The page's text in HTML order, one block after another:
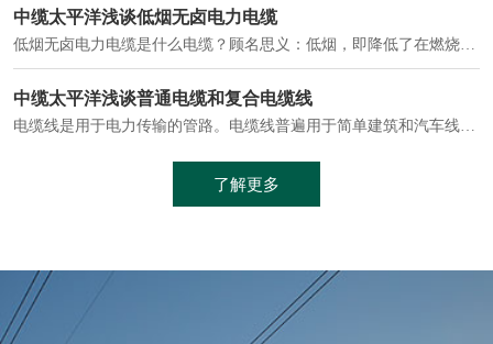
中缆太平洋浅谈低烟无卤电力电缆
低烟无卤电力电缆是什么电缆？顾名思义：低烟，即降低了在燃烧时有害物体的产生；卤素对于人体来说是一种有毒气体，无卤就是没有毒气体的释放，通常是针对电缆遇火灾时而言的。低烟无卤电力电缆又可以称之为环保电缆，低烟无卤电缆大多数用于医院和对环境卫生要求比较严格的地方。
中缆太平洋浅谈普通电缆和复合电缆线
电缆线是用于电力传输的管路。电缆线普遍用于简单建筑和汽车线材，作为能源输送缆线，电缆线的复杂结构勿庸置疑。根据目标功能，电缆线具有以下一些特点：建筑用和车用线材要求轻质、大批量生产、价格低廉、具有相当的电学和力学性能和长时间的耐老化性能；工业用线材必须具有符合客户要求的性能；
了解更多